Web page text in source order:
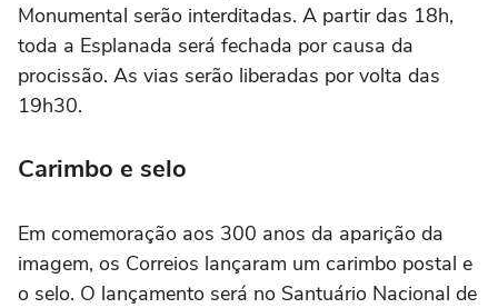
Monumental serão interditadas. A partir das 18h,
toda a Esplanada será fechada por causa da
procissão. As vias serão liberadas por volta das
19h30.
Carimbo e selo
Em comemoração aos 300 anos da aparição da
imagem, os Correios lançaram um carimbo postal e
o selo. O lançamento será no Santuário Nacional de